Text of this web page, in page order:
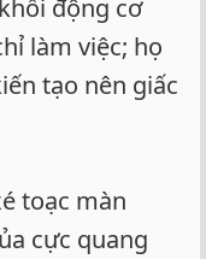
động cơ
làm việc; họ
tạo nên giấc
toạc màn
cực quang